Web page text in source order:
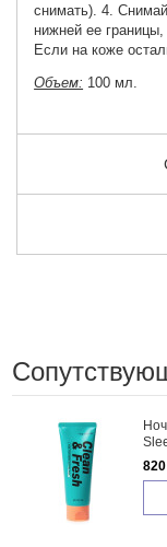
снимать). 4.
нижней ее
Если на коже
Объем: 100 мл.